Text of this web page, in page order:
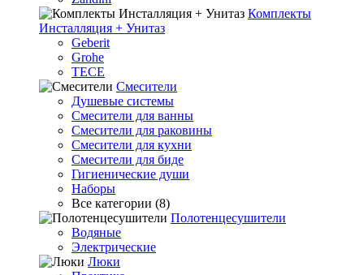
Комплекты
Инсталляция + Унитаз
Geberit
Grohe
TECE
Смесители
Душевые системы
Смесители для ванны
Смесители для раковины
Смесители для кухни
Смесители для биде
Гигиенические души
Наборы
Все категории (8)
Полотенцесушители
Водяные
Электрические
Люки